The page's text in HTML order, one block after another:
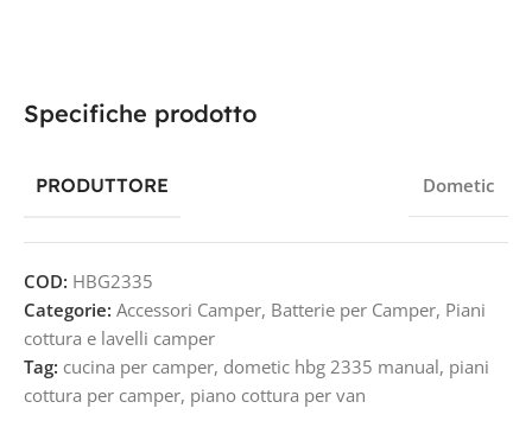
Specifiche prodotto
PRODUTTORE Dometic
COD: HBG2335
Categorie: Accessori Camper, Batterie per Camper, Piani
cottura e lavelli camper
Tag: cucina per camper, dometic hbg 2335 manual, piani
cottura per camper, piano cottura per van